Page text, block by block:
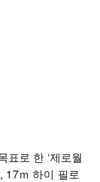
표로 한 ‘제로월
17ｍ 하이 필로